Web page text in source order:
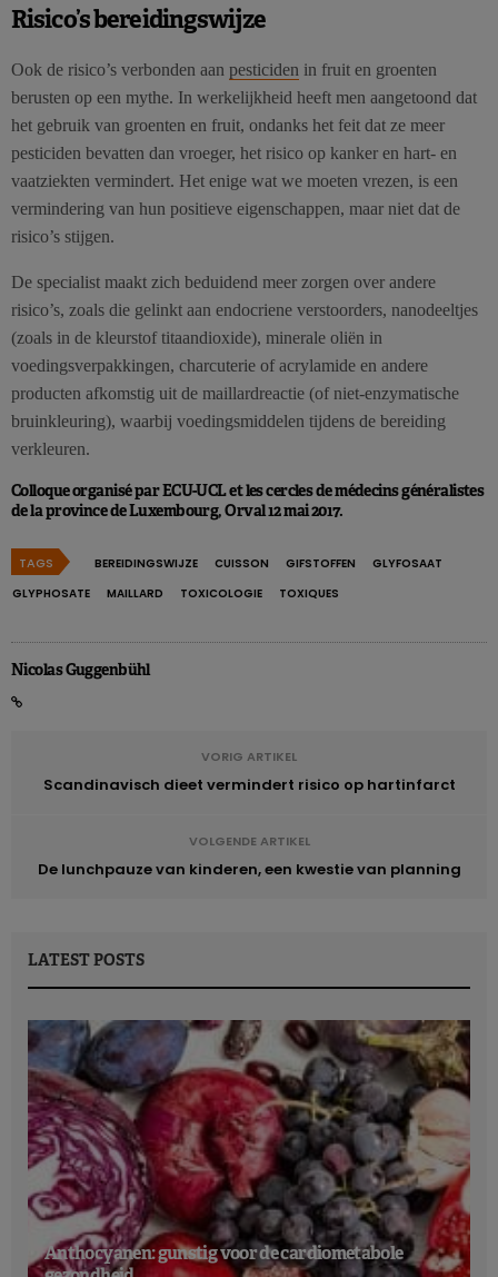
Risico’s bereidingswijze
Ook de risico’s verbonden aan pesticiden in fruit en groenten
berusten op een mythe. In werkelijkheid heeft men aangetoond dat
het gebruik van groenten en fruit, ondanks het feit dat ze meer
pesticiden bevatten dan vroeger, het risico op kanker en hart- en
vaatziekten vermindert. Het enige wat we moeten vrezen, is een
vermindering van hun positieve eigenschappen, maar niet dat de
risico’s stijgen.
De specialist maakt zich beduidend meer zorgen over andere
risico’s, zoals die gelinkt aan endocriene verstoorders, nanodeeltjes
(zoals in de kleurstof titaandioxide), minerale oliën in
voedingsverpakkingen, charcuterie of acrylamide en andere
producten afkomstig uit de maillardreactie (of niet-enzymatische
bruinkleuring), waarbij voedingsmiddelen tijdens de bereiding
verkleuren.
Colloque organisé par ECU-UCL et les cercles de médecins généralistes
de la province de Luxembourg, Orval 12 mai 2017.
TAGS BEREIDINGSWIJZE CUISSON GIFSTOFFEN
GLYFOSAAT
GLYPHOSATE
MAILLARD TOXICOLOGIE TOXIQUES
Nicolas Guggenbühl
VORIG ARTIKEL
Scandinavisch dieet vermindert risico op hartinfarct
VOLGENDE ARTIKEL
De lunchpauze van kinderen, een kwestie van planning
LATEST POSTS
Anthocyanen: gunstig voor de cardiometabole